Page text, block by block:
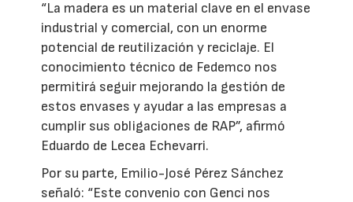
“La madera es un material clave en el envase
industrial y comercial, con un enorme
potencial de reutilización y reciclaje. El
conocimiento técnico de Fedemco nos
permitirá seguir mejorando la gestión de
estos envases y ayudar a las empresas a
cumplir sus obligaciones de RAP”, afirmó
Eduardo de Lecea Echevarri.
Por su parte, Emilio-José Pérez Sánchez
señaló: “Este convenio con Genci nos